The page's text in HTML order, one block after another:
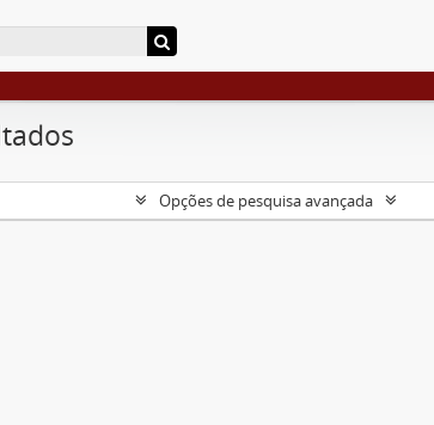
Opções de pesquisa avançada